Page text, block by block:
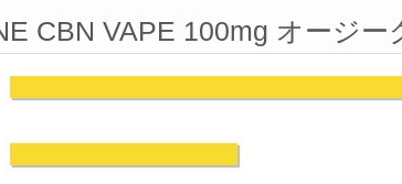
CBN VAPE 100mg オージ